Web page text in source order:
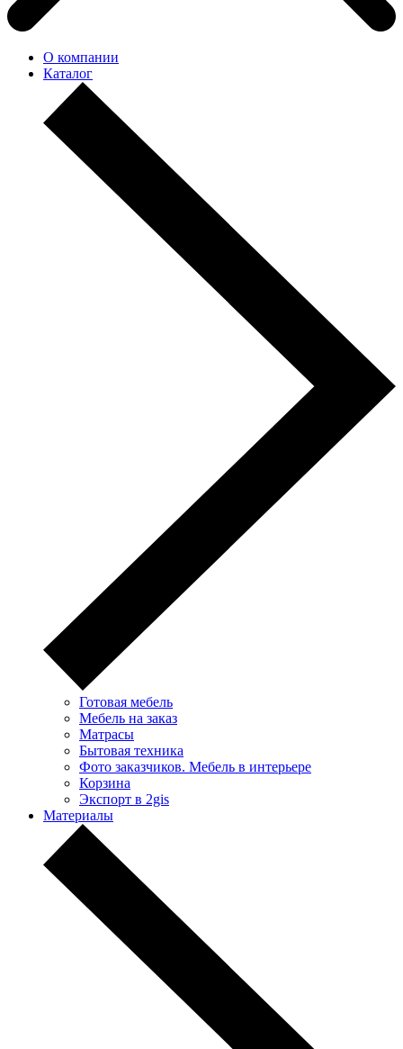
О компании
Каталог
Готовая мебель
Мебель на заказ
Матрасы
Бытовая техника
Фото заказчиков. Мебель в интерьере
Корзина
Экспорт в 2gis
Материалы